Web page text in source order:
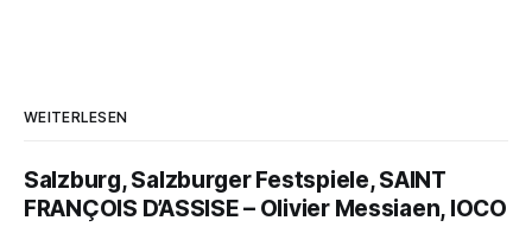
WEITERLESEN
Salzburg, Salzburger Festspiele, SAINT
FRANÇOIS D’ASSISE – Olivier Messiaen, IOCO